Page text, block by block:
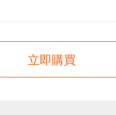
立即購買